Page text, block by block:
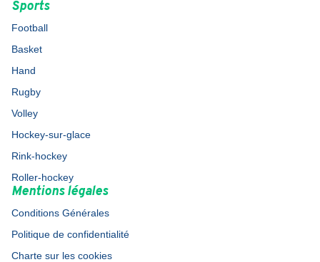
Sports
Football
Basket
Hand
Rugby
Volley
Hockey-sur-glace
Rink-hockey
Roller-hockey
Mentions légales
Conditions Générales
Politique de confidentialité
Charte sur les cookies